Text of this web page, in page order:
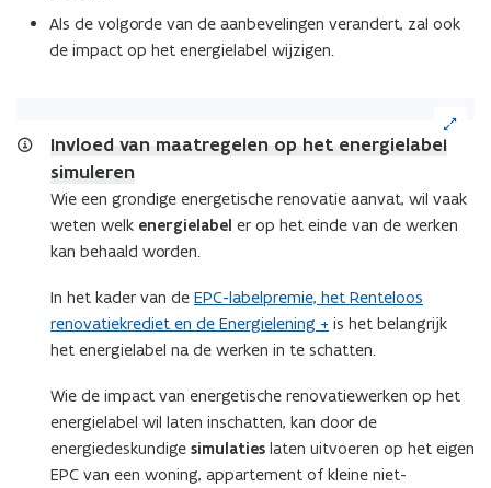
e
n
n
n
i
e
u
v
e
n
t
e
r
)
op
de
afbeelding
vergrote
Als de volgorde van de aanbevelingen verandert, zal ook
de impact op het energielabel wijzigen.
Invloed van maatregelen op het energielabel
simuleren
Wie een grondige energetische renovatie aanvat, wil vaak
weten welk energielabel er op het einde van de werken
kan behaald worden.
In het kader van de EPC-labelpremie, het Renteloos
renovatiekrediet en de Energielening + is het belangrijk
het energielabel na de werken in te schatten.
Wie de impact van energetische renovatiewerken op het
energielabel wil laten inschatten, kan door de
energiedeskundige simulaties laten uitvoeren op het eigen
EPC van een woning, appartement of kleine niet-